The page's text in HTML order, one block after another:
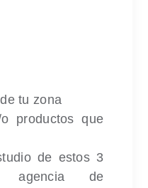
tu zona
productos que
de estos 3
agencia de